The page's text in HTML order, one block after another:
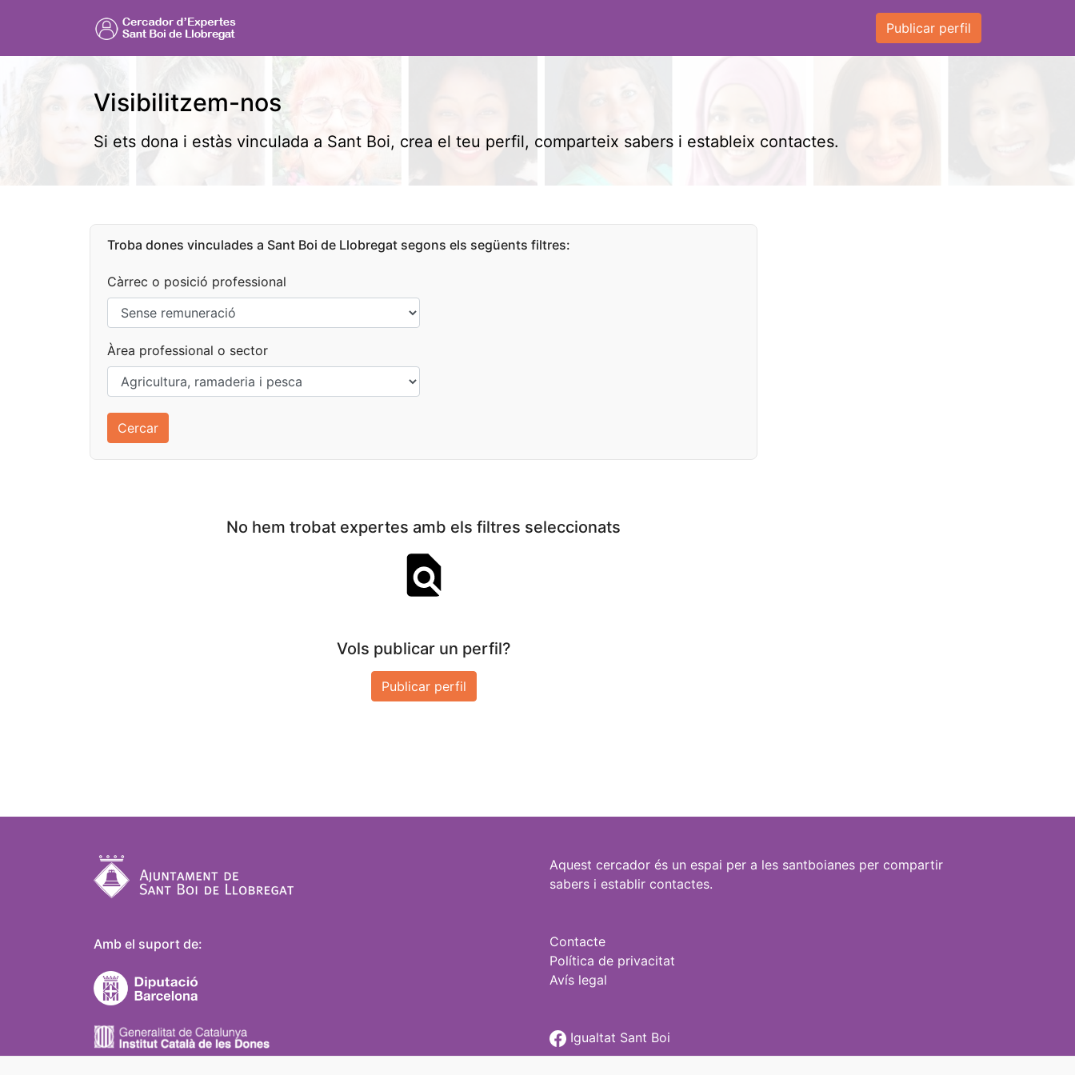
Publicar perfil
Visibilitzem-nos
Si ets dona i estàs vinculada a Sant Boi, crea el teu perfil, comparteix sabers i estableix contactes.
Troba dones vinculades a Sant Boi de Llobregat segons els següents filtres:
Càrrec o posició professional
Àrea professional o sector
No hem trobat expertes amb els filtres seleccionats
Vols publicar un perfil?
Publicar perfil
Amb el suport de:
Aquest cercador és un espai per a les santboianes per compartir
sabers i establir contactes.
Contacte
Política de privacitat
Avís legal
Igualtat Sant Boi